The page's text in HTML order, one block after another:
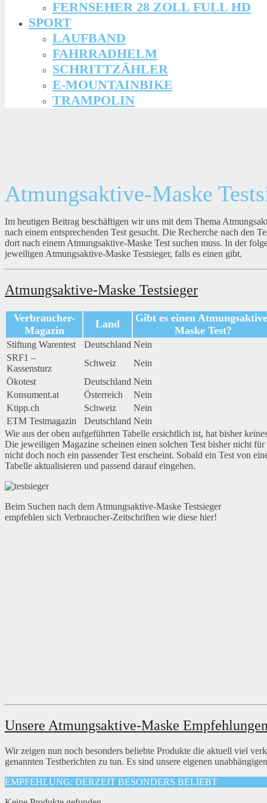
FERNSEHER 28 ZOLL FULL HD
SPORT
LAUFBAND
FAHRRADHELM
SCHRITTZÄHLER
E-MOUNTAINBIKE
TRAMPOLIN
Atmungsaktive-Maske
Im heutigen Beitrag beschäftigen wir uns mit dem Thema
nach einem entsprechenden Test gesucht. Die Recherche nach den
dort nach einem Atmungsaktive-Maske Test suchen muss. In der
jeweiligen Atmungsaktive-Maske Testsieger, falls es einen gibt.
Atmungsaktive-Maske Testsieger
Verbraucher-
Magazin
Land
Gibt es einen
Maske Test?
Stiftung Warentest Deutschland Nein
SRF1 –
Kassensturz
Schweiz
Nein
Ökotest
Deutschland Nein
Konsument.at
Österreich
Nein
Ktipp.ch
Schweiz
Nein
ETM Testmagazin
Deutschland Nein
Wie aus der oben aufgeführten Tabelle ersichtlich ist, hat bisher
Die jeweiligen Magazine scheinen einen solchen Test bisher nicht
nicht doch noch ein passender Test erscheint. Sobald ein Test von
Tabelle aktualisieren und passend darauf eingehen.
Beim Suchen nach dem Atmungsaktive-Maske Testsieger
empfehlen sich Verbraucher-Zeitschriften wie diese hier!
Unsere Atmungsaktive-Maske
Wir zeigen nun noch besonders beliebte Produkte die aktuell viel
genannten Testberichten zu tun. Es sind unsere eigenen
EMPFEHLUNG: DERZEIT BESONDERS BELIEBT